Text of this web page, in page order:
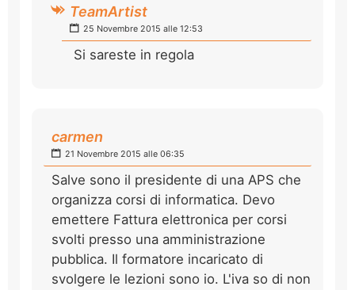
TeamArtist
25 Novembre 2015 alle 12:53
Si sareste in regola
carmen
21 Novembre 2015 alle 06:35
Salve sono il presidente di una APS che
organizza corsi di informatica. Devo
emettere Fattura elettronica per corsi
svolti presso una amministrazione
pubblica. Il formatore incaricato di
svolgere le lezioni sono io. L'iva so di non